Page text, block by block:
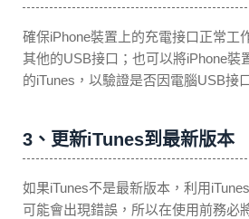
確保iPhone裝置上的充電接口正常工
其他的USB接口；也可以將iPhone裝
的iTunes，以驗證是否因電腦USB接
3、更新iTunes到最新版本
如果iTunes不是最新版本，利用
可能會出現錯誤，所以在使用前務必